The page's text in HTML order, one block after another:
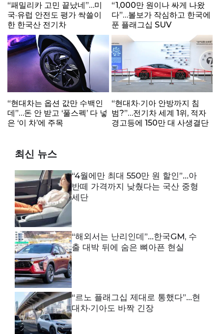
“패밀리카 고민 끝났네”…미
국·유럽 안전도 평가 싹쓸이
한 한국산 전기차
“1,000만 원이나 싸게 나왔
다”…볼보가 작심하고 한국에
푼 플래그십 SUV
“현대차는 옵션 값만 수백인
데”…돈 안 받고 ‘풀스펙’ 다 넣
은 ‘이 차’에 주목
“현대차·기아 안방까지 침
범?”…전기차 세계 1위, 적자
경고등에 150만 대 사생결단
최신 뉴스
“4월에만 최대 550만 원 할인”…아
반떼 가격까지 낮췄다는 국산 중형
세단
“해외서는 난리인데”…한국GM, 수
출 대박 뒤에 숨은 뼈아픈 현실
“르노 플래그십 제대로 통했다”…현
대차·기아도 바짝 긴장